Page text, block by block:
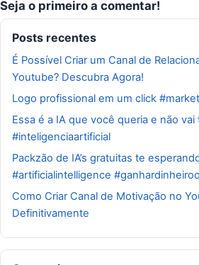
Seja o primeiro a comentar!
Posts recentes
É Possível Criar um Canal de
Youtube? Descubra Agora!
Logo profissional em um click
Essa é a IA que você queria e não
#inteligenciaartificial
Packzão de IA’s gratuitas te
#artificialintelligence
Como Criar Canal de Motivação no
Definitivamente